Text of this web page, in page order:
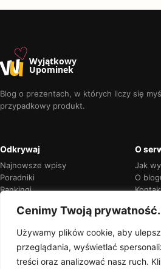
Cenimy Twoją prywatność.
Używamy plików cookie, aby
przeglądania, wyświetlać
treści oraz analizować nasz ruch.
u♡Wyjątkowy
Upominek
Blog o prezentach, w których liczy się
przypadkowy produkt.
Odkrywaj
Najnowsze wpisy
Poradniki
Rankingi
O
Jak
O
Przejrzyste rekomendacje